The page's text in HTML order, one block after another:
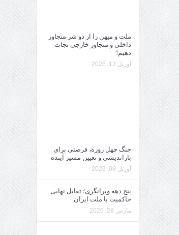
ملت و میهن را از دو شر متجاوز
داخلی و متجاوز خارجی نجات
دهیم!
آوریل 13, 2026
جنگ چهل روزه، فرصتی برای
بازاندیشی و تعیین مسیر آینده
آوریل 08, 2026
پنج دهه ویرانگری؛ تقابل نهایی
حاکمیت با ملت ایران
مارس 28, 2026